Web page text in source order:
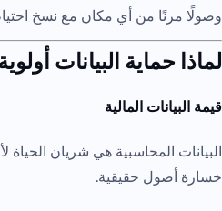
وصولًا مرنًا من أي مكان مع نسخ
لماذا حماية البيانات
قيمة البيانات المالية
البيانات المحاسبية هي شريان
خسارة أصول حقيقية.